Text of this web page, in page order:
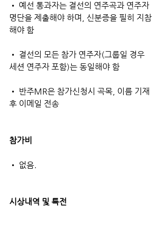
• 예선 통과자는 결선의 연주곡과 연주자
명단을 제출해야 하며, 신분증을 필히 지참
해야 함
• 결선의 모든 참가 연주자(그룹일 경우
세션 연주자 포함)는 동일해야 함
• 반주MR은 참가신청시 곡목, 이름 기재
후 이메일 전송
참가비
• 없음.
시상내역 및 특전